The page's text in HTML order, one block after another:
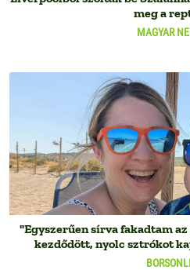
MAGYAR
meg a
"Egyszerűen sírva fakadtam
kezdődött, nyolc sztrókot